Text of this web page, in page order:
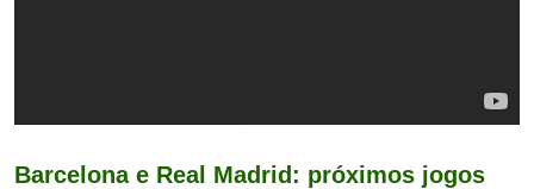
Barcelona e Real Madrid: próximos jogos